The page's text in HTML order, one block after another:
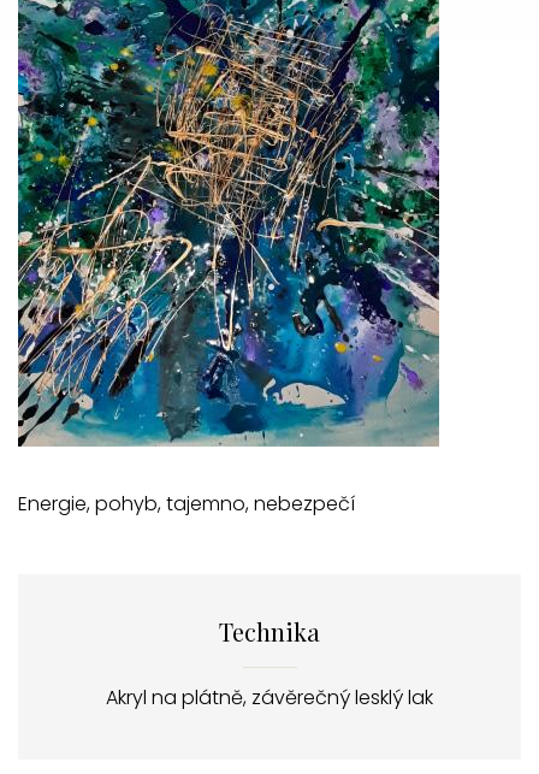
Energie, pohyb, tajemno, nebezpečí
Technika
Akryl na plátně, závěrečný lesklý lak